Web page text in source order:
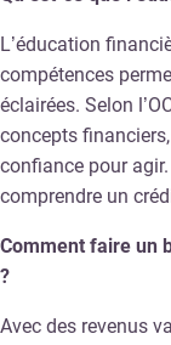
L’éducation
compétences
éclairées. Selon
concepts
confiance pour
comprendre un
Comment faire un
?
Avec des revenus